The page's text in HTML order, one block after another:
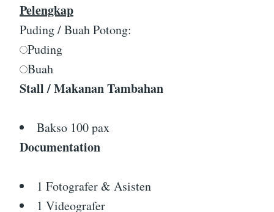
Pelengkap
Puding / Buah Potong:
Puding
Buah
Stall / Makanan Tambahan
Bakso 100 pax
Documentation
1 Fotografer & Asisten
1 Videografer